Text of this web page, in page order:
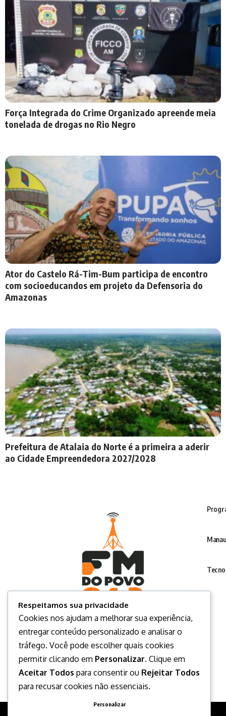
Força Integrada do Crime Organizado apreende meia
tonelada de drogas no Rio Negro
Ator do Castelo Rá-Tim-Bum participa de encontro
com socioeducandos em projeto da Defensoria do
Amazonas
Prefeitura de Atalaia do Norte é a primeira a aderir
ao Cidade Empreendedora 2027/2028
Respeitamos sua privacidade
Cookies nos ajudam a melhorar sua experiência,
entregar conteúdo personalizado e analisar o
tráfego. Você pode escolher quais cookies
permitir clicando em Personalizar. Clique em
Aceitar Todos para consentir ou Rejeitar Todos
para recusar cookies não essenciais.
Personalizar